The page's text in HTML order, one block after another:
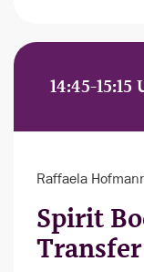
14:45-15:15
Raffaela
Spirit
Transfer